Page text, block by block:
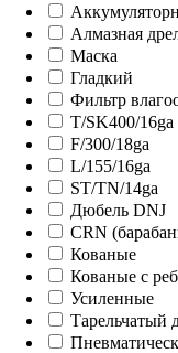
Алмазная
Маска
Гладкий
Фильтр
T/SK400/16ga
F/300/18ga
L/155/16ga
ST/TN/14ga
Дюбель DNJ
СRN
Кованые
Кованые с
Усиленные
Тарельчатый